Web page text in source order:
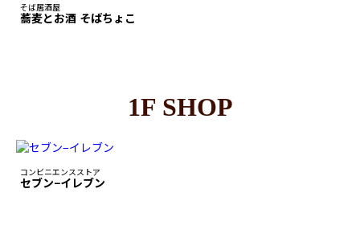
そば居酒屋
蕎麦とお酒 そばちょこ
1F SHOP
コンビニエンスストア
セブン−イレブン